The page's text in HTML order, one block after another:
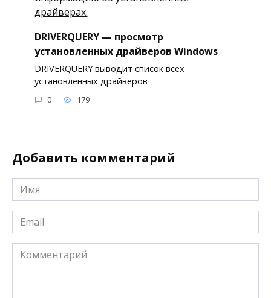
DRIVERQUERY — просмотр
установленных драйверов Windows
DRIVERQUERY выводит список всех
установленных драйверов
0 179
Добавить комментарий
Имя
*
Email
*
Комментарий